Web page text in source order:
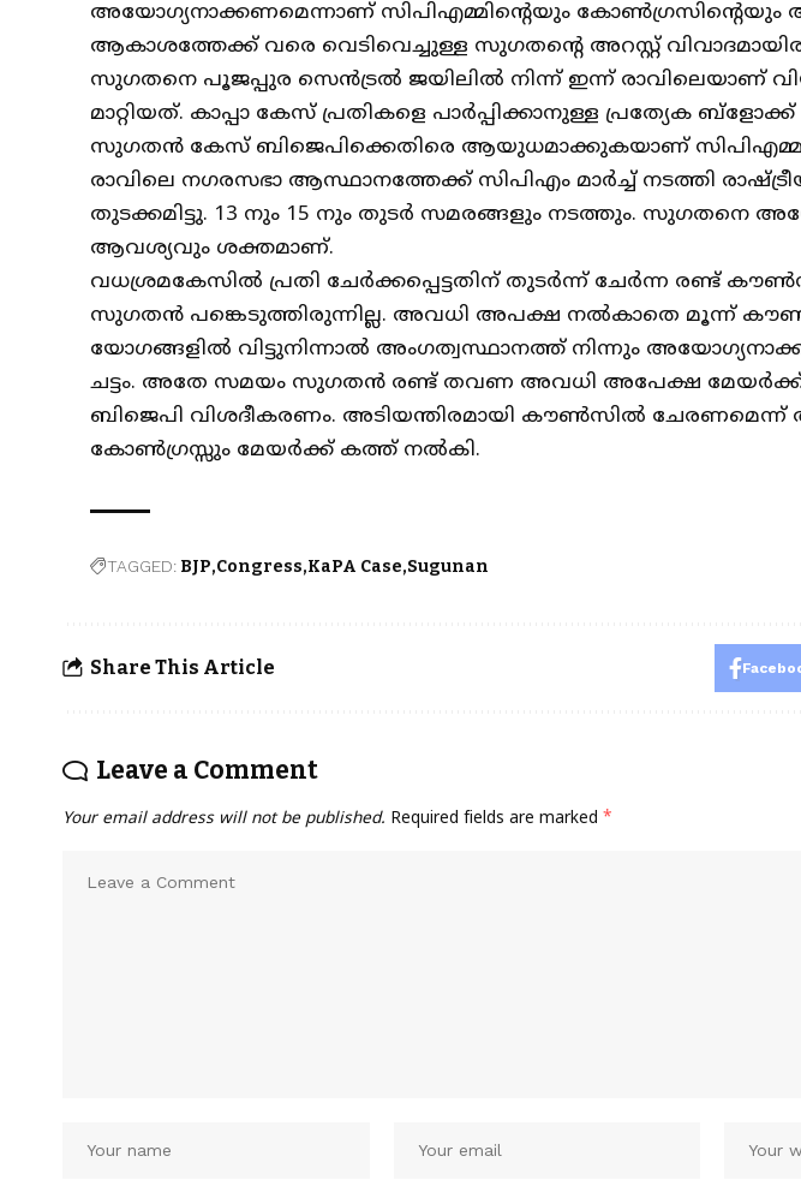
അയോഗ്യനാക്കണമെന്നാണ് സിപിഎമ്മിന്റെയും കോൺഗ്രസിന്റെയും
ആകാശത്തേക്ക് വരെ വെടിവെച്ചുള്ള സുഗതന്റെ അറസ്റ്റ്
സുഗതനെ പൂജപ്പുര സെൻട്രൽ ജയിലിൽ നിന്ന് ഇന്ന് രാവിലെയാണ്
മാറ്റിയത്. കാപ്പാ കേസ് പ്രതികളെ പാർപ്പിക്കാനുള്ള പ്രത്യേക
സുഗതൻ കേസ് ബിജെപിക്കെതിരെ ആയുധമാക്കുകയാണ്
രാവിലെ നഗരസഭാ ആസ്ഥാനത്തേക്ക് സിപിഎം മാർച്ച് നടത്തി
തുടക്കമിട്ടു. 13 നും 15 നും തുടർ സമരങ്ങളും നടത്തും. സുഗതനെ
ആവശ്യവും ശക്തമാണ്.
വധശ്രമകേസിൽ പ്രതി ചേർക്കപ്പെട്ടതിന് തുടർന്ന് ചേർന്ന രണ്ട്
സുഗതൻ പങ്കെടുത്തിരുന്നില്ല. അവധി അപക്ഷ നൽകാതെ മൂന്ന്
യോഗങ്ങളിൽ വിട്ടുനിന്നാൽ അംഗത്വസ്ഥാനത്ത് നിന്നും
ചട്ടം. അതേ സമയം സുഗതൻ രണ്ട് തവണ അവധി അപേക്ഷ
ബിജെപി വിശദീകരണം. അടിയന്തിരമായി കൗൺസിൽ ചേരണമെന്ന്
കോൺഗ്രസ്സും മേയർക്ക് കത്ത് നൽകി.
TAGGED: BJP Congress KaPA Case Sugunan
Share This Article
Leave a Comment
Your email address will not be published. Required fields are marked *